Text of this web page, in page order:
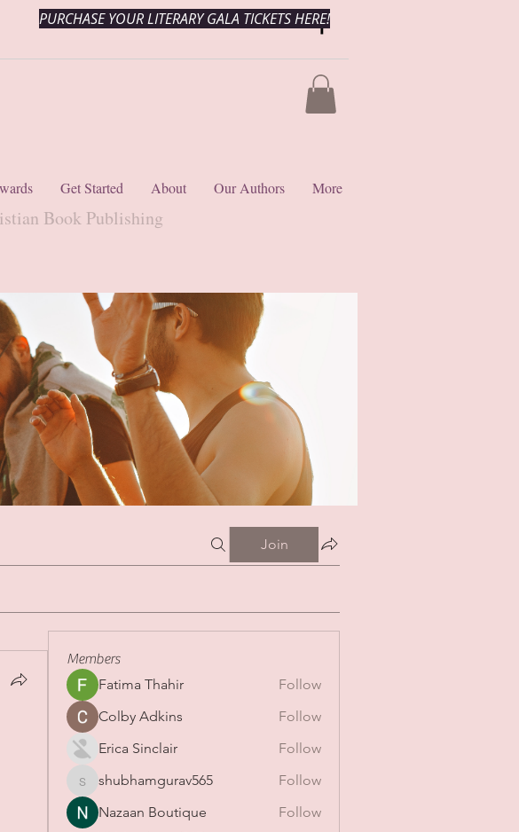
PURCHASE YOUR LITERARY GALA TICKETS HERE!
Get Started About Our Authors More
Book Publishing
Join
Members
Fatima Thahir
Follow
Colby Adkins
Follow
Erica Sinclair
Follow
shubhamgurav565
shubhamgurav565
Follow
Nazaan Boutique
Follow